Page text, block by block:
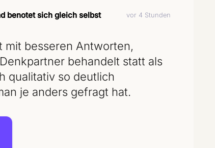
benotet sich gleich selbst vor 4 Stunden
mit besseren Antworten,
behandelt statt als
qualitativ so deutlich
je anders gefragt hat.